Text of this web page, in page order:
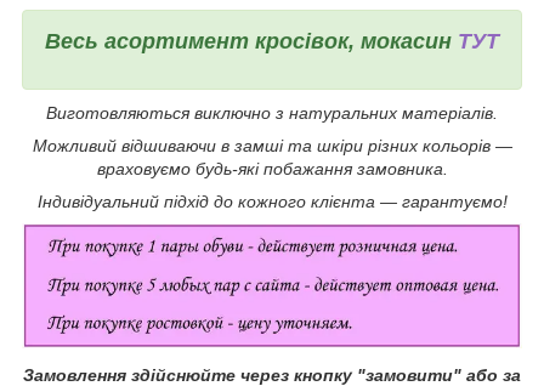
Весь асортимент кросівок, мокасин ТУТ
Виготовляються виключно з натуральних матеріалів.
Можливий відшиваючи в замші та шкіри різних кольорів ―
враховуємо будь-які побажання замовника.
Індивідуальний підхід до кожного клієнта ― гарантуємо!
Замовлення здійснюйте через кнопку "замовити" або за